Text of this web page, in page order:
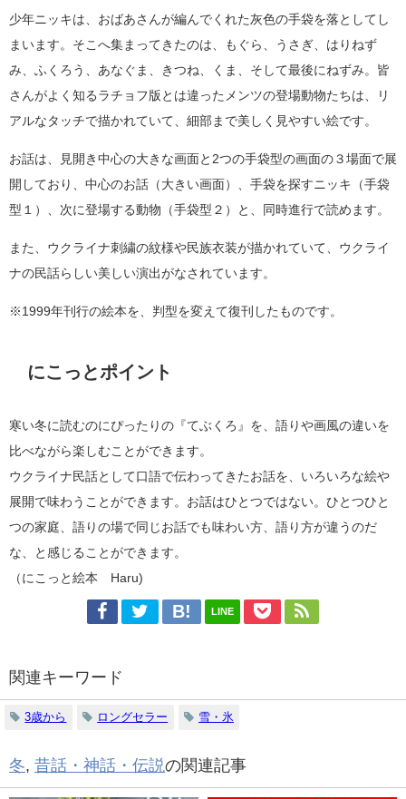
少年ニッキは、おばあさんが編んでくれた灰色の手袋を落としてし
まいます。そこへ集まってきたのは、もぐら、うさぎ、はりねず
み、ふくろう、あなぐま、きつね、くま、そして最後にねずみ。皆
さんがよく知るラチョフ版とは違ったメンツの登場動物たちは、リ
アルなタッチで描かれていて、細部まで美しく見やすい絵です。
お話は、見開き中心の大きな画面と2つの手袋型の画面の３場面で展
開しており、中心のお話（大きい画面）、手袋を探すニッキ（手袋
型１）、次に登場する動物（手袋型２）と、同時進行で読めます。
また、ウクライナ刺繍の紋様や民族衣装が描かれていて、ウクライ
ナの民話らしい美しい演出がなされています。
※1999年刊行の絵本を、判型を変えて復刊したものです。
にこっとポイント
寒い冬に読むのにぴったりの『てぶくろ』を、語りや画風の違いを
比べながら楽しむことができます。
ウクライナ民話として口語で伝わってきたお話を、いろいろな絵や
展開で味わうことができます。お話はひとつではない。ひとつひと
つの家庭、語りの場で同じお話でも味わい方、語り方が違うのだ
な、と感じることができます。
（にこっと絵本 Haru)
LINE
関連キーワード
3歳から ロングセラー 雪・氷
冬, 昔話・神話・伝説の関連記事